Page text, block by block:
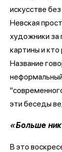
искусстве
Невская
художники за
картины и кто
Название
эти беседы
«Больше
В это